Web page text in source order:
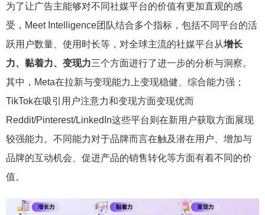
为了让广告主能够对不同社媒平台的价值有更加直观的感
受，Meet Intelligence团队结合多个指标，包括不同平台的活
跃用户数量、使用时长等，对全球主流的社媒平台从增长
力、黏着力、变现力三个方面进行了进一步的分析与洞察。
其中，Meta在拉新与变现能力上变现稳健、综合能力强；
TikTok在吸引用户注意力和变现方面变现优而
Reddit/Pinterest/LinkedIn这些平台则在新用户获取方面展现
较强能力。不同能力对于品牌而言在触及潜在用户、增加与
品牌的互动机会、促进产品的销售转化等方面有着不同的价
值。